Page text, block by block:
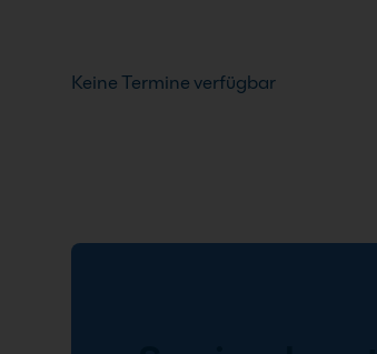
Keine Termine verfügbar